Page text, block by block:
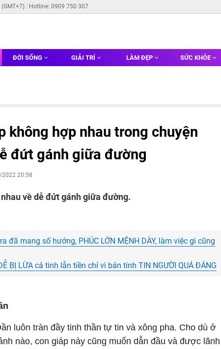
Hotline: 0909 750 307
ĐỜI SỐNG GIẢI TRÍ LÀM ĐẸP SỨC KHỎE
không hợp nhau trong chuyện
đứt gánh giữa đường
20:58
về dễ đứt gánh giữa đường.
đã mang số hưởng, PHÚC LỚN MỆNH DÀY, làm việc gì cũng
BỊ LỪA cả tình lẫn tiền chỉ vì bản tính TIN NGƯỜI QUÁ ĐÁNG
luôn tràn đầy tinh thần tự tin và xông pha. Cho dù ở
nào, con giáp này cũng muốn dẫn đầu và được lãnh